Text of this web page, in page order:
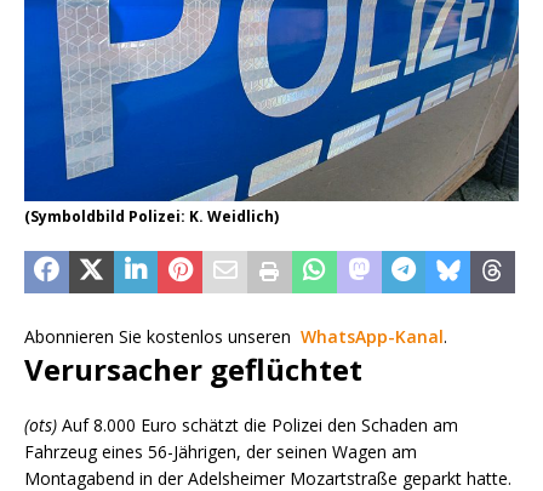
(Symboldbild Polizei: K. Weidlich)
Abonnieren Sie kostenlos unseren WhatsApp-Kanal.
Verursacher geflüchtet
(ots) Auf 8.000 Euro schätzt die Polizei den Schaden am
Fahrzeug eines 56-Jährigen, der seinen Wagen am
Montagabend in der Adelsheimer Mozartstraße geparkt hatte.